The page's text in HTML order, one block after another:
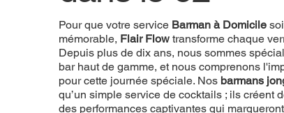
Pour que votre service Barman à Domicile
mémorable, Flair Flow transforme chaque
Depuis plus de dix ans, nous sommes
bar haut de gamme, et nous comprenons
pour cette journée spéciale. Nos barmans
qu’un simple service de cocktails ; ils créent
des performances captivantes qui